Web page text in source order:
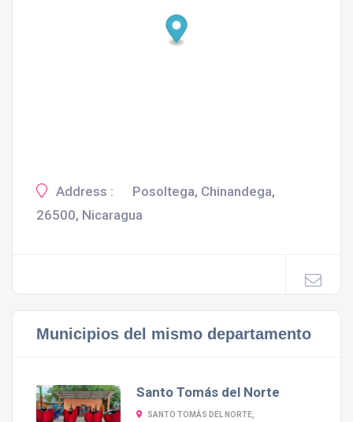
Address :
Posoltega, Chinandega,
26500, Nicaragua
Municipios del mismo departamento
Santo Tomás del Norte
SANTO TOMÁS DEL NORTE,